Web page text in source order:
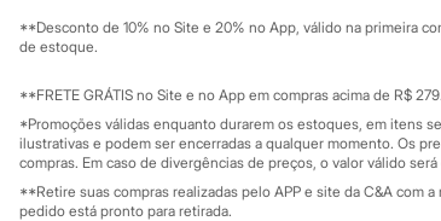
Mapa do site
Investidores
Privacidade
Configuração de cookies
Minha privacidade
**Desconto de 10% no Site e 20% no App, válido na primeira
de estoque.
**FRETE GRÁTIS no Site e no App em compras acima de R$
*Promoções válidas enquanto durarem os estoques, em itens
ilustrativas e podem ser encerradas a qualquer momento. Os
compras. Em caso de divergências de preços, o valor válido
**Retire suas compras realizadas pelo APP e site da C&A com
pedido está pronto para retirada.